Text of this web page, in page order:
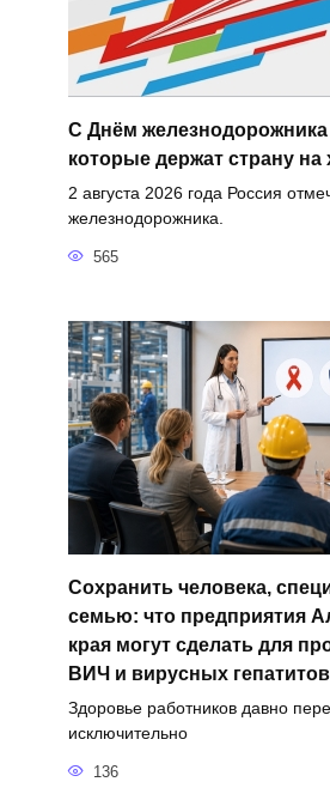
С Днём
которые держат страну на
2 августа 2026 года Россия
железнодорожника.
565
Сохранить человека,
семью: что предприятия
края могут сделать для
ВИЧ и вирусных гепатитов
Здоровье работников давно
исключительно
136